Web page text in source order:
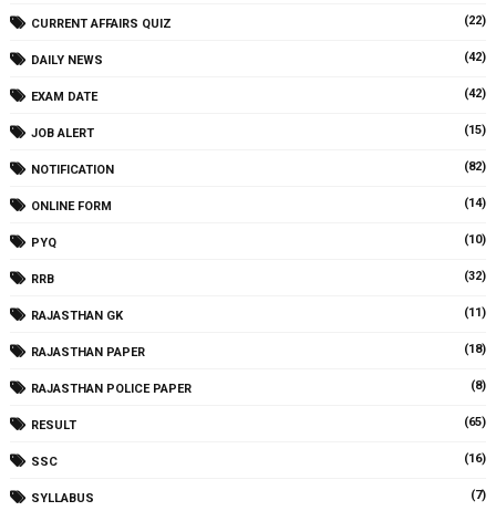
CURRENT AFFAIRS QUIZ (22)
DAILY NEWS (42)
EXAM DATE (42)
JOB ALERT (15)
NOTIFICATION (82)
ONLINE FORM (14)
PYQ (10)
RRB (32)
RAJASTHAN GK (11)
RAJASTHAN PAPER (18)
RAJASTHAN POLICE PAPER (8)
RESULT (65)
SSC (16)
SYLLABUS (7)